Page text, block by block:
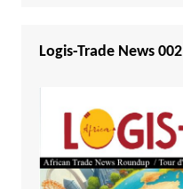
Logis-Trade News 002